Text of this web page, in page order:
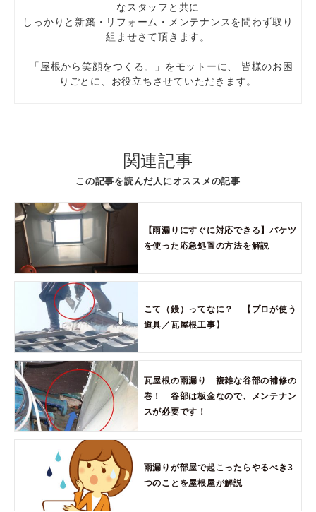
なスタッフと共に
しっかりと新築・リフォーム・メンテナンスを問わず取り
組ませさて頂きます。
「屋根から笑顔をつくる。」をモットーに、 皆様のお困
りごとに、お役立ちさせていただきます。
関連記事
この記事を読んだ人にオススメの記事
【雨漏りにすぐに対応できる】バケツ
を使った応急処置の方法を解説
こて（鏝）ってなに？ 【プロが使う
道具／瓦屋根工事】
瓦屋根の雨漏り 複雑な谷部の補修の
巻！ 谷部は板金なので、メンテナン
スが必要です！
雨漏りが部屋で起こったらやるべき3
つのことを屋根屋が解説